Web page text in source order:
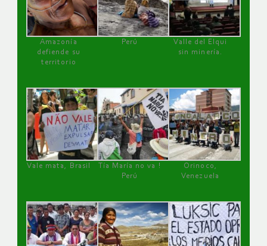
Amazonía
defiende su
territorio
Perú
Valle del Elqui
sin minería.
Vale mata, Brasil
Tía María no va !
Perú
Orinoco,
Venezuela